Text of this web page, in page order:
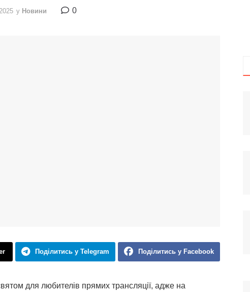
у Новини 0
Поділитись у Telegram Поділитись у Facebook
для любителів прямих трансляції, адже на